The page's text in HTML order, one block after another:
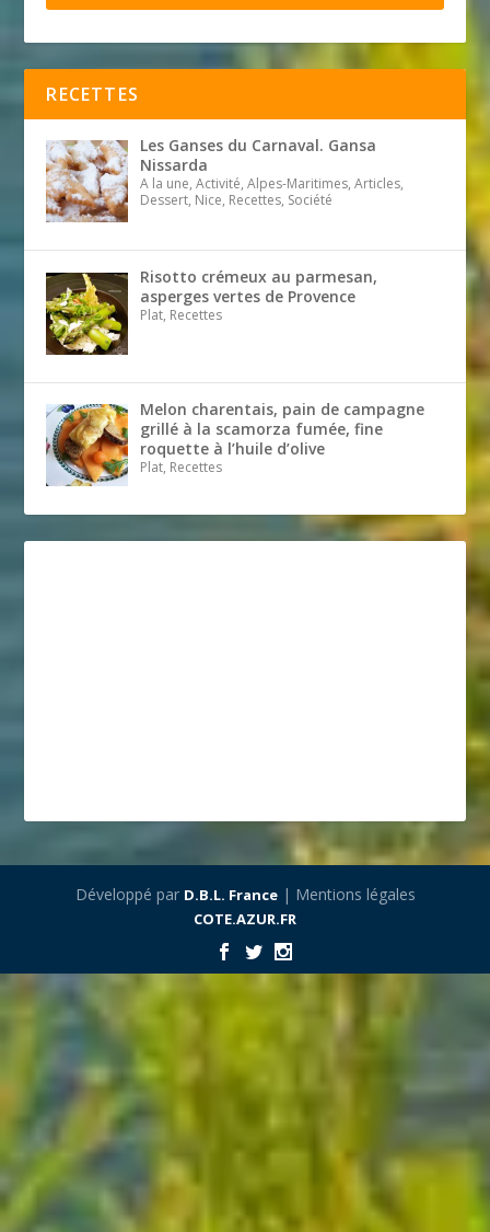
RECETTES
Les Ganses du Carnaval. Gansa
Nissarda
A la une, Activité, Alpes-Maritimes, Articles,
Dessert, Nice, Recettes, Société
Risotto crémeux au parmesan,
asperges vertes de Provence
Plat, Recettes
Melon charentais, pain de campagne
grillé à la scamorza fumée, fine
roquette à l’huile d’olive
Plat, Recettes
Développé par D.B.L. France| Mentions légales
COTE.AZUR.FR